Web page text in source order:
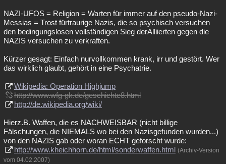
NAZI-UFOS = Religion = Warten für immer auf den pseudo-Nazi-
Messias = Trost fürtraurige Nazis, die so psychisch versuchen
den bedingungslosen vollständigen Sieg derAlliierten gegen die
NAZIS versuchen zu verkraften.
Kürzer gesagt: Einfach nurvollkommen krank, irr und gestört. Wer
das wirklich glaubt, gehört in eine Psychatrie.
Wikipedia: Operation Highjump
http://www.wfg-gk.de/geschichte8.html
http://de.wikipedia.org/wiki/
Hierz.B. Waffen, die es NACHWEISBAR (nicht billige
Fälschungen, die NIEMALS wo bei den Nazisgefunden wurden...)
von den NAZIS gab oder woran ECHT geforscht wurde:
http://www.kheichhorn.de/html/sonderwaffen.html (Archiv-Version
vom 04.02.2007)